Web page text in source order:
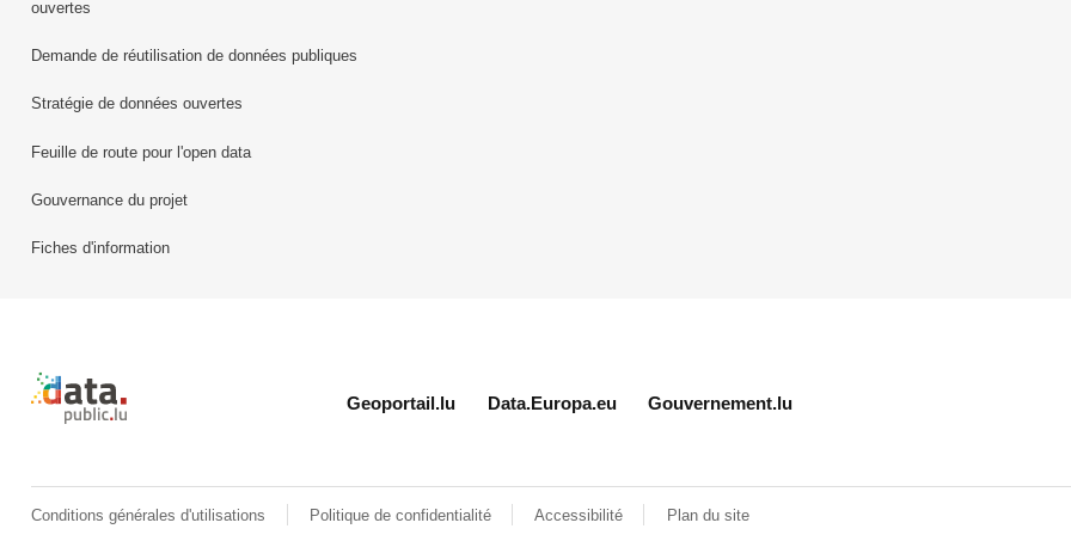
ouvertes
Demande de réutilisation de données publiques
Stratégie de données ouvertes
Feuille de route pour l'open data
Gouvernance du projet
Fiches d'information
Retour à l'accueil de data.public.lu
Geoportail.lu Data.Europa.eu Gouvernement.lu
Conditions générales d'utilisations Politique de confidentialité Accessibilité Plan du site